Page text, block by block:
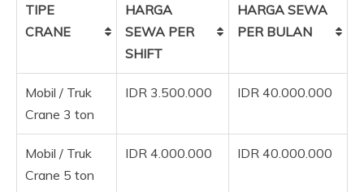
TIPE
CRANE
HARGA
SEWA PER
SHIFT
HARGA SEWA
PER BULAN
Mobil / Truk
Crane 3 ton
IDR 3.500.000 IDR 40.000.000
Mobil / Truk
Crane 5 ton
IDR 4.000.000 IDR 40.000.000